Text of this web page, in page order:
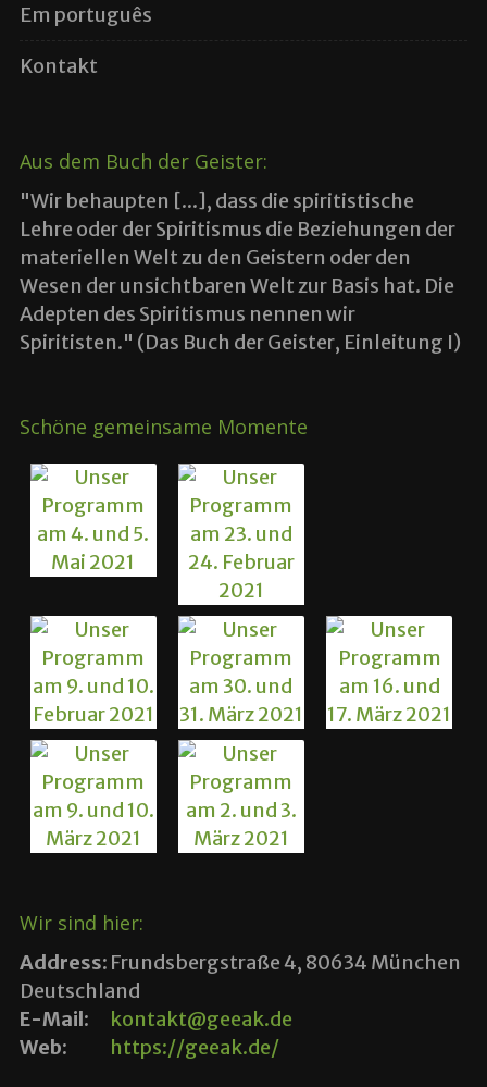
Em português
Kontakt
Aus dem Buch der Geister:
"Wir behaupten [...], dass die spiritistische
Lehre oder der Spiritismus die Beziehungen der
materiellen Welt zu den Geistern oder den
Wesen der unsichtbaren Welt zur Basis hat. Die
Adepten des Spiritismus nennen wir
Spiritisten." (Das Buch der Geister, Einleitung I)
Schöne gemeinsame Momente
Wir sind hier:
Address:Frundsbergstraße 4, 80634 München
Deutschland
E-Mail:
kontakt@geeak.de
Web:
https://geeak.de/